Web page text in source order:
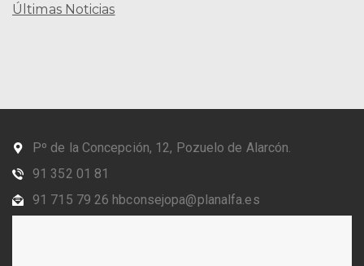
Últimas Noticias
Pº de la Concepción, 12, Pozuelo de Alarcón.
91 352 01 81
91 715 79 26 hbconsejopa@planalfa.es